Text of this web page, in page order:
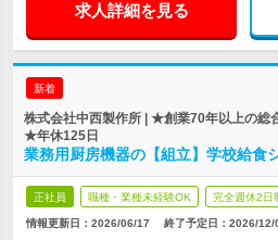
求人詳細を見る
新着
株式会社中西製作所 | ★創業70年以上の
★年休125日
業務用厨房機器の【組立】学校給食
正社員 職種・業種未経験OK 完全週休2日
情報更新日：2026/06/17 終了予定日： 2026/12/